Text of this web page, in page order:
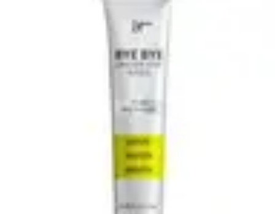
informatif Tendances